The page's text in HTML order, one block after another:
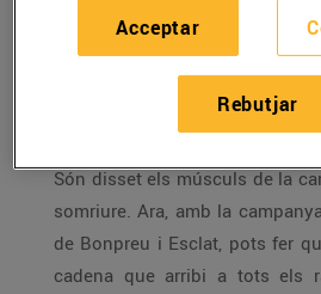
Compra una
regala un
Són disset els músculs de la
somriure. Ara, amb la
de Bonpreu i Esclat, pots fer
cadena que arribi a tots els
Rebutjar
Acceptar